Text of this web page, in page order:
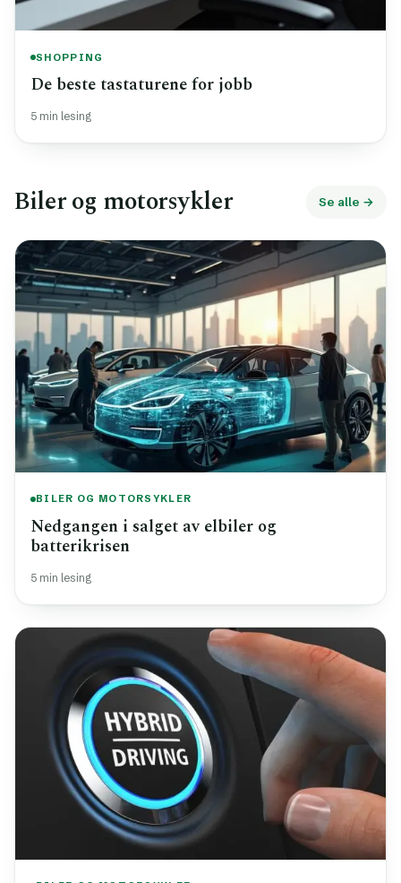
SHOPPING
De beste tastaturene for jobb
5 min lesing
Biler og motorsykler Se alle →
BILER OG MOTORSYKLER
Nedgangen i salget av elbiler og
batterikrisen
5 min lesing